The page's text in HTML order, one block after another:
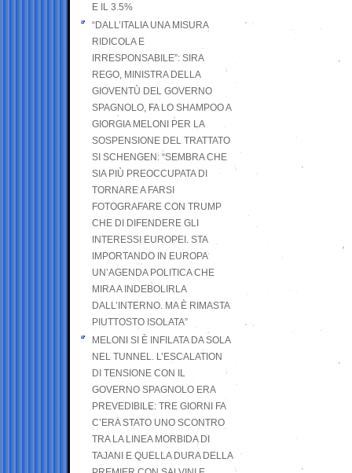
E IL 3.5%
“DALL’ITALIA UNA MISURA
RIDICOLA E
IRRESPONSABILE”: SIRA
REGO, MINISTRA DELLA
GIOVENTÙ DEL GOVERNO
SPAGNOLO, FA LO SHAMPOO A
GIORGIA MELONI PER LA
SOSPENSIONE DEL TRATTATO
SI SCHENGEN: “SEMBRA CHE
SIA PIÙ PREOCCUPATA DI
TORNARE A FARSI
FOTOGRAFARE CON TRUMP
CHE DI DIFENDERE GLI
INTERESSI EUROPEI. STA
IMPORTANDO IN EUROPA
UN’AGENDA POLITICA CHE
MIRA A INDEBOLIRLA
DALL’INTERNO. MA È RIMASTA
PIUTTOSTO ISOLATA”
MELONI SI È INFILATA DA SOLA
NEL TUNNEL. L’ESCALATION
DI TENSIONE CON IL
GOVERNO SPAGNOLO ERA
PREVEDIBILE: TRE GIORNI FA
C’ERA STATO UNO SCONTRO
TRA LA LINEA MORBIDA DI
TAJANI E QUELLA DURA DELLA